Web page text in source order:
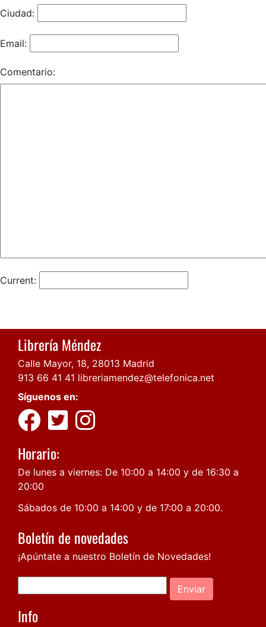
Ciudad:
Email:
Comentario:
Current:
Librería Méndez
Calle Mayor, 18, 28013 Madrid
913 66 41 41 libreriamendez@telefonica.net
Síguenos en:
Horario:
De lunes a viernes: De 10:00 a 14:00 y de 16:30 a
20:00
Sábados de 10:00 a 14:00 y de 17:00 a 20:00.
Boletín de novedades
¡Apúntate a nuestro Boletín de Novedades!
Enviar
Info